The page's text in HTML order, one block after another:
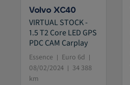
Volvo XC40
VIRTUAL STOCK -
1.5 T2 Core LED GPS
PDC CAM Carplay
Essence
Euro 6d
08/02/2024
34 388
km